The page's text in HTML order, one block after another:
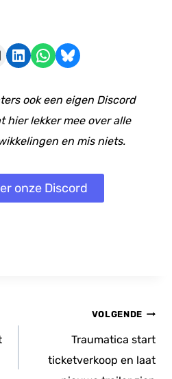
Delen op LinkedIn Delen via WhatsApp Share on Bluesky
ook een eigen Discord
hier lekker mee over alle
en mis niets.
onze Discord
VOLGENDE
Traumatica start
ticketverkoop en laat